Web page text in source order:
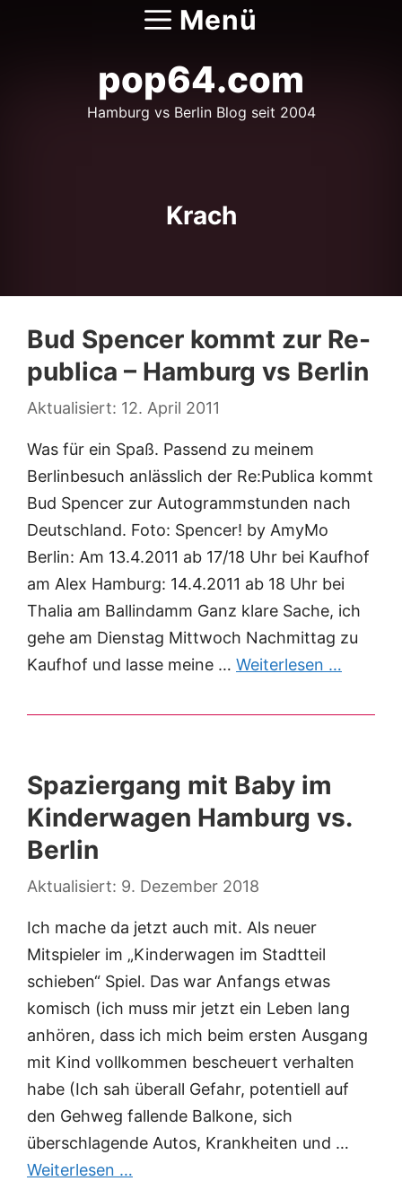
Menü
pop64.com
Hamburg vs Berlin Blog seit 2004
Krach
Bud Spencer kommt zur Re-
publica – Hamburg vs Berlin
12. April 2011
Was für ein Spaß. Passend zu meinem
Berlinbesuch anlässlich der Re:Publica kommt
Bud Spencer zur Autogrammstunden nach
Deutschland. Foto: Spencer! by AmyMo
Berlin: Am 13.4.2011 ab 17/18 Uhr bei Kaufhof
am Alex Hamburg: 14.4.2011 ab 18 Uhr bei
Thalia am Ballindamm Ganz klare Sache, ich
gehe am Dienstag Mittwoch Nachmittag zu
Kaufhof und lasse meine … Weiterlesen …
Spaziergang mit Baby im
Kinderwagen Hamburg vs.
Berlin
9. Dezember 2018
Ich mache da jetzt auch mit. Als neuer
Mitspieler im „Kinderwagen im Stadtteil
schieben“ Spiel. Das war Anfangs etwas
komisch (ich muss mir jetzt ein Leben lang
anhören, dass ich mich beim ersten Ausgang
mit Kind vollkommen bescheuert verhalten
habe (Ich sah überall Gefahr, potentiell auf
den Gehweg fallende Balkone, sich
überschlagende Autos, Krankheiten und …
Weiterlesen …